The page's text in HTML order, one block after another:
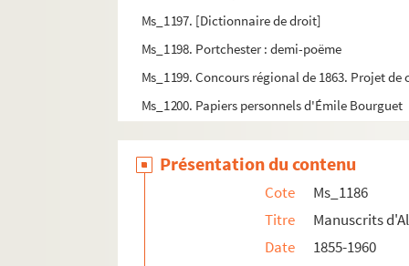
Ms_1197. [Dictionnaire de droit]
Ms_1198. Portchester : demi-poëme
Ms_1199. Concours régional de 1863. Projet
Ms_1200. Papiers personnels d'Émile Bourguet
Ms_1202. Billets de représentation d'enfants
Ms_1203. Notes et poésies par J. A. D. de
Ms_1204. Pièces intéressants l'histoire de la
Ms_1205. Ordonnance délivrée à Anduze par
Présentation du contenu
Cote
Ms_1186
Titre
Manuscrits
Date
1855-1960